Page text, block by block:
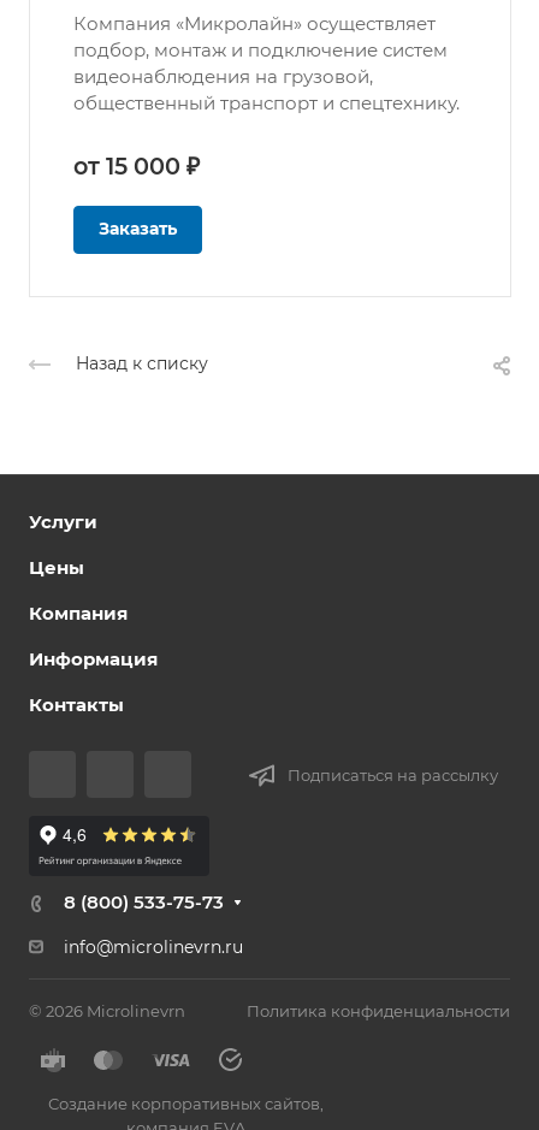
Компания «Микролайн» осуществляет
подбор, монтаж и подключение систем
видеонаблюдения на грузовой,
общественный транспорт и спецтехнику.
от 15 000 ₽
Заказать
Назад к списку
Услуги
Цены
Компания
Информация
Контакты
Подписаться на рассылку
8 (800) 533-75-73
info@microlinevrn.ru
© 2026 Microlinevrn Политика конфиденциальности
Создание корпоративных сайтов,